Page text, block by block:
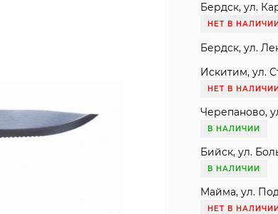
Бердск, ул.
НЕТ В
Бердск, ул.
Искитим, ул.
НЕТ В
Черепаново,
В НАЛИЧИИ
Бийск, ул.
В НАЛИЧИИ
Майма, ул.
НЕТ В